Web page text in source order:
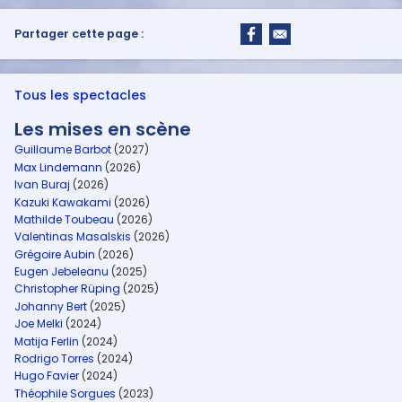
Partager cette page :
Tous les spectacles
Les mises en scène
Guillaume Barbot (2027)
Max Lindemann (2026)
Ivan Buraj (2026)
Kazuki Kawakami (2026)
Mathilde Toubeau (2026)
Valentinas Masalskis (2026)
Grégoire Aubin (2026)
Eugen Jebeleanu (2025)
Christopher Rüping (2025)
Johanny Bert (2025)
Joe Melki (2024)
Matija Ferlin (2024)
Rodrigo Torres (2024)
Hugo Favier (2024)
Théophile Sorgues (2023)